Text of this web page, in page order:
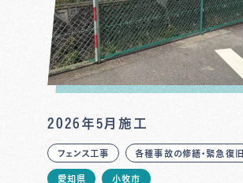
2026年5月施工
フェンス工事 各種事故の修繕・緊急復旧
愛知県 小牧市